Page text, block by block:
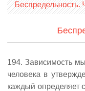
Беспредельность.
194. Зависимость
человека в
каждый определяет